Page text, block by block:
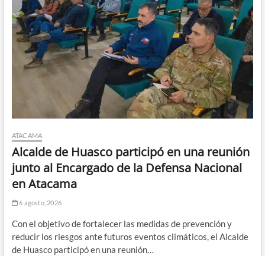
ATACAMA
Alcalde de Huasco participó en una reunión
junto al Encargado de la Defensa Nacional
en Atacama
6 agosto, 2026
Con el objetivo de fortalecer las medidas de prevención y
reducir los riesgos ante futuros eventos climáticos, el Alcalde
de Huasco participó en una reunión…